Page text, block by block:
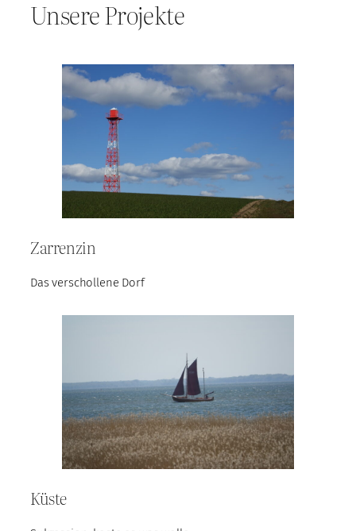
Unsere Projekte
Zarrenzin
Das verschollene Dorf
Küste